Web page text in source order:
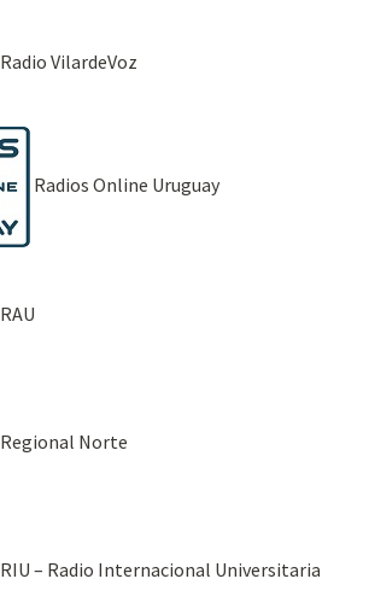
Radio VilardeVoz
Radios Online Uruguay
RAU
Regional Norte
RIU – Radio Internacional Universitaria